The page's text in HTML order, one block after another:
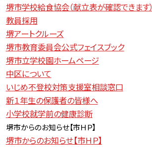
堺市学校給食協会（献立表が確認できます）
教員採用
堺アートクルーズ
堺市教育委員会公式フェイスブック
堺市立学校園ホームページ
中区について
いじめ不登校対策支援室相談窓口
新１年生の保護者の皆様へ
小学校就学前の健康診断
堺市からのお知らせ【市ＨＰ】
堺市からのお知らせ【市ＨＰ】